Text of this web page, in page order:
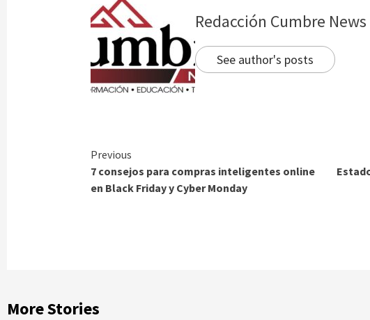
Redacción Cumbre News
See author's posts
Continue
Reading
Previous
7 consejos para compras inteligentes online
en Black Friday y Cyber Monday
More Stories